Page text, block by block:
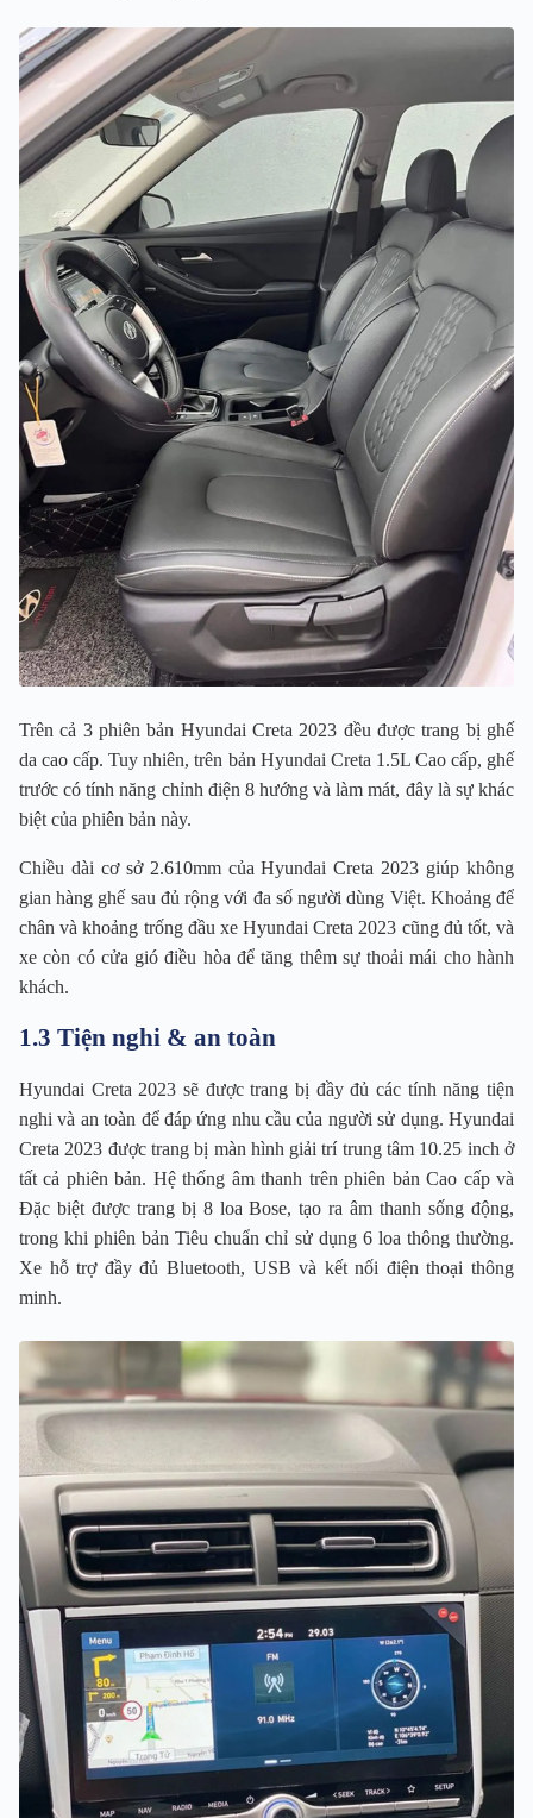
Trên cả 3 phiên bản Hyundai Creta 2023 đều được trang bị ghế
da cao cấp. Tuy nhiên, trên bản Hyundai Creta 1.5L Cao cấp, ghế
trước có tính năng chỉnh điện 8 hướng và làm mát, đây là sự khác
biệt của phiên bản này.
Chiều dài cơ sở 2.610mm của Hyundai Creta 2023 giúp không
gian hàng ghế sau đủ rộng với đa số người dùng Việt. Khoảng để
chân và khoảng trống đầu xe Hyundai Creta 2023 cũng đủ tốt, và
xe còn có cửa gió điều hòa để tăng thêm sự thoải mái cho hành
khách.
1.3 Tiện nghi & an toàn
Hyundai Creta 2023 sẽ được trang bị đầy đủ các tính năng tiện
nghi và an toàn để đáp ứng nhu cầu của người sử dụng. Hyundai
Creta 2023 được trang bị màn hình giải trí trung tâm 10.25 inch ở
tất cả phiên bản. Hệ thống âm thanh trên phiên bản Cao cấp và
Đặc biệt được trang bị 8 loa Bose, tạo ra âm thanh sống động,
trong khi phiên bản Tiêu chuẩn chỉ sử dụng 6 loa thông thường.
Xe hỗ trợ đầy đủ Bluetooth, USB và kết nối điện thoại thông
minh.